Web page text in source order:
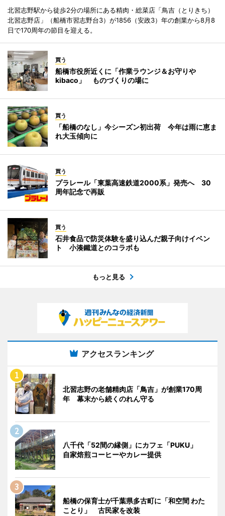
北習志野駅から徒歩2分の場所にある精肉・総菜店「鳥吉（とりきち）
北習志野店」（船橋市習志野台3）が1856（安政3）年の創業から8月8
日で170周年の節目を迎える。
買う
船橋市役所近くに「作業ラウンジ＆お守りや
kibaco」 ものづくりの場に
買う
「船橋のなし」今シーズン初出荷 今年は雨に恵ま
れ大玉傾向に
買う
プラレール「東葉高速鉄道2000系」発売へ 30
周年記念で再販
買う
石井食品で防災体験を盛り込んだ親子向けイベン
ト 小湊鐵道とのコラボも
もっと見る
アクセスランキング
北習志野の老舗精肉店「鳥吉」が創業170周
年 幕末から続くのれん守る
八千代「52間の縁側」にカフェ「PUKU」
自家焙煎コーヒーやカレー提供
船橋の保育士が千葉県多古町に「和空間 わた
ことり」 古民家を改装